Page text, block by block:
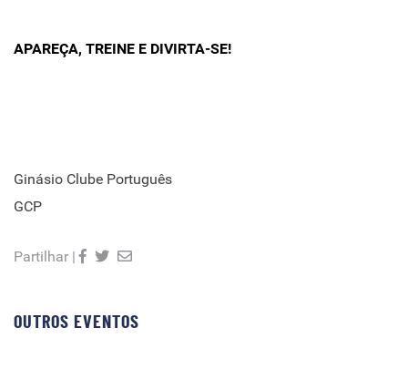
APAREÇA, TREINE E DIVIRTA-SE!
Ginásio Clube Português
GCP
Partilhar |
OUTROS EVENTOS